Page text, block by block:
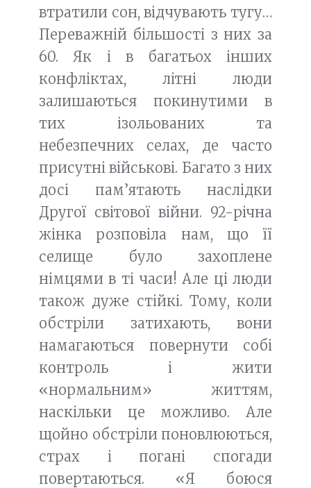
втратили сон, відчувають тугу…
Переважній більшості з них за
60. Як і в багатьох інших
конфліктах, літні люди
залишаються покинутими в
тих ізольованих та
небезпечних селах, де часто
присутні військові. Багато з них
досі пам’ятають наслідки
Другої світової війни. 92-річна
жінка розповіла нам, що її
селище було захоплене
німцями в ті часи! Але ці люди
також дуже стійкі. Тому, коли
обстріли затихають, вони
намагаються повернути собі
контроль і жити
«нормальним» життям,
наскільки це можливо. Але
щойно обстріли поновлюються,
страх і погані спогади
повертаються. «Я боюся